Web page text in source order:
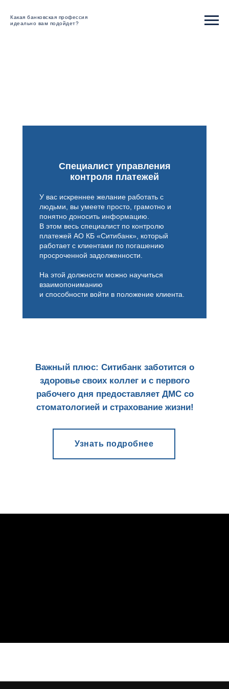
Какая банковская профессия
идеально вам подойдет?
Специалист управления
контроля платежей
У вас искреннее желание работать с
людьми, вы умеете просто, грамотно и
понятно доносить информацию.
В этом весь специалист по контролю
платежей АО КБ «Ситибанк», который
работает с клиентами по погашению
просроченной задолженности.
На этой должности можно научиться
взаимопониманию
и способности войти в положение клиента.
Важный плюс: Ситибанк заботится о
здоровье своих коллег и с первого
рабочего дня предоставляет ДМС со
стоматологией и страхование жизни!
Узнать подробнее